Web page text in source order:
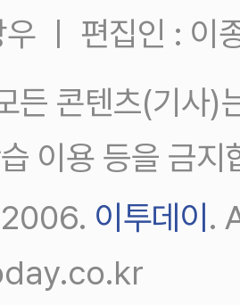
ㅣ 편집인 : 이
든 콘텐츠(기사)
이용 등을 금지
이투데이 .